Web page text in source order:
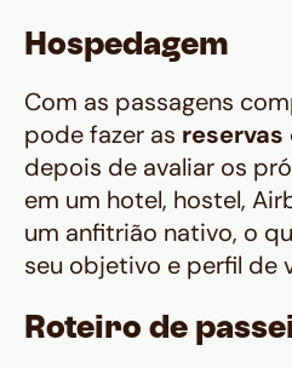
Hospedagem
Com as passagens
pode fazer as reservas
depois de avaliar os
em um hotel, hostel,
um anfitrião nativo, o
seu objetivo e perfil de
Roteiro de